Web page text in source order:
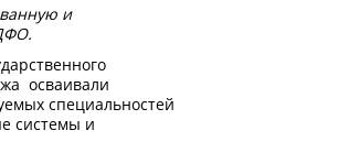
и
осваивали
специальностей
системы и